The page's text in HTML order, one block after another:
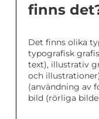
finns
Det finns olika
typografisk
text), illustrativ
och
(användning av
bild (rörliga